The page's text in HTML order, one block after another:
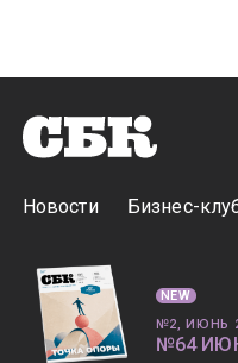
Новости Бизнес-
NEW
№2, ИЮНЬ
№64